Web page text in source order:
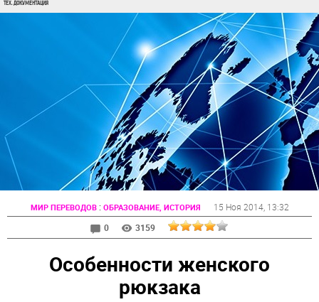
ТЕХ. ДОКУМЕНТАЦИЯ
МИР ПЕРЕВОДОВ: ОБРАЗОВАНИЕ, ИСТОРИЯ 15 Ноя 2014, 13:32
0
3159
Особенности женского
рюкзака